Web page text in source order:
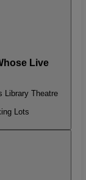
Live
Library Theatre
Lots